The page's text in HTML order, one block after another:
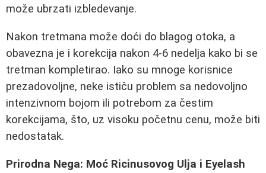
može ubrzati izbledevanje.
Nakon tretmana može doći do blagog otoka, a
obavezna je i korekcija nakon 4-6 nedelja kako bi se
tretman kompletirao. Iako su mnoge korisnice
prezadovoljne, neke ističu problem sa nedovoljno
intenzivnom bojom ili potrebom za čestim
korekcijama, što, uz visoku početnu cenu, može biti
nedostatak.
Prirodna Nega: Moć Ricinusovog Ulja i Eyelash